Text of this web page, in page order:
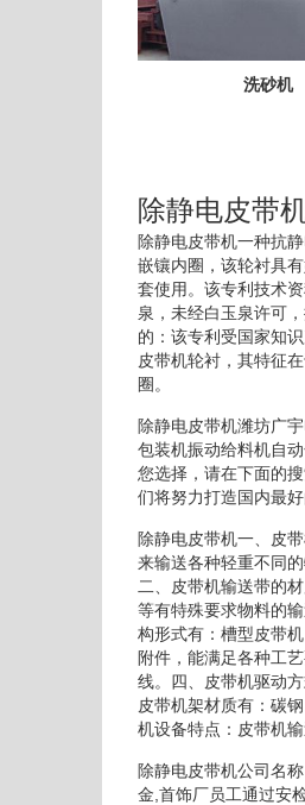
洗砂机
除静电皮带
除静电皮带机一种抗
嵌镶内圈，该轮衬具
套使用。该专利技术
泉，未经白玉泉许可
的：该专利受国家知
皮带机轮衬，其特征
圈。
除静电皮带机潍坊广
包装机振动给料机自
您选择，请在下面的
们将努力打造国内最
除静电皮带机一、皮
来输送各种轻重不同
二、皮带机输送带的
等有特殊要求物料的
构形式有：槽型皮带
附件，能满足各种工
线。四、皮带机驱动
皮带机架材质有：碳
机设备特点：皮带机输
除静电皮带机公司名
金,首饰厂员工通过安